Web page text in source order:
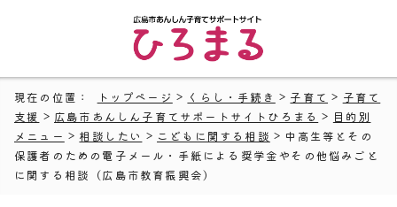
現在の位置： トップページ > くらし・手続き > 子育て > 子育て
支援 > 広島市あんしん子育てサポートサイトひろまる > 目的別
メニュー > 相談したい > こどもに関する相談 > 中高生等とその
保護者のための電子メール・手紙による奨学金やその他悩みごと
に関する相談（広島市教育振興会）